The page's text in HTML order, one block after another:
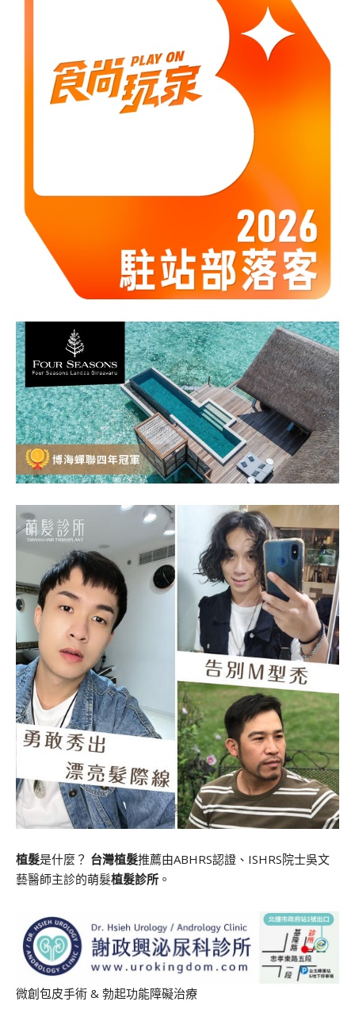
植髮是什麼？ 台灣植髮推薦由ABHRS認證、ISHRS院士吳文
藝醫師主診的萌髮植髮診所 。
微創包皮手術 & 勃起功能障礙治療